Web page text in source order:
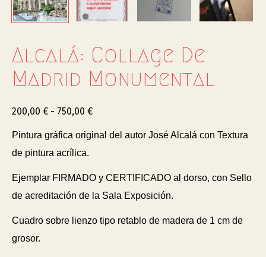
Alcalá: Collage De
Madrid Monumental
200,00 € - 750,00 €
Pintura gráfica original del autor José Alcalá con Textura
de pintura acrílica.
Ejemplar FIRMADO y CERTIFICADO al dorso, con Sello
de acreditación de la Sala Exposición.
Cuadro sobre lienzo tipo retablo de madera de 1 cm de
grosor.